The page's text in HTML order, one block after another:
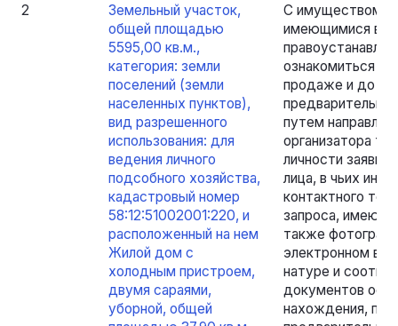
2
Земельный участок,
общей площадью
5595,00 кв.м.,
категория: земли
поселений (земли
населенных пунктов),
вид разрешенного
использования: для
ведения личного
подсобного хозяйства,
кадастровый номер
58:12:51002001:220, и
расположенный на нем
Жилой дом с
холодным пристроем,
двумя сараями,
уборной, общей
С имуществом,
имеющимися в
ознакомиться с
продаже и до
предварительно
путем
организатора
личности
лица, в чьих
контактного
запроса,
также
электронном
натуре и
документов
нахождения,